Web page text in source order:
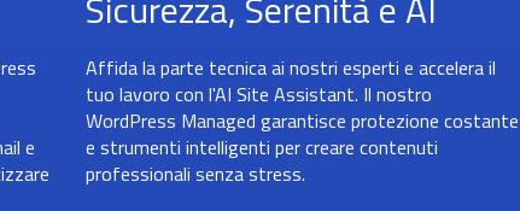
e
Affida la parte tecnica ai nostri esperti e accelera il
tuo lavoro con l'AI Site Assistant. Il nostro
WordPress Managed garantisce protezione costante
e strumenti intelligenti per creare contenuti
professionali senza stress.